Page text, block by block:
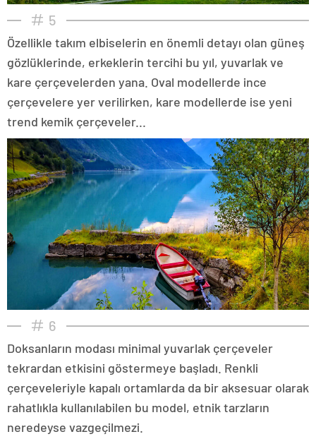
5
Özellikle takım elbiselerin en önemli detayı olan güneş
gözlüklerinde, erkeklerin tercihi bu yıl, yuvarlak ve
kare çerçevelerden yana. Oval modellerde ince
çerçevelere yer verilirken, kare modellerde ise yeni
trend kemik çerçeveler...
6
Doksanların modası minimal yuvarlak çerçeveler
tekrardan etkisini göstermeye başladı. Renkli
çerçeveleriyle kapalı ortamlarda da bir aksesuar olarak
rahatlıkla kullanılabilen bu model, etnik tarzların
neredeyse vazgeçilmezi.